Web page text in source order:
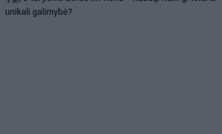
unikali galimybė?